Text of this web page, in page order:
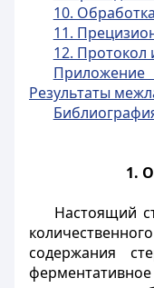
10.
11.
12. Протокол
Результаты
1.
Настоящий
содержания